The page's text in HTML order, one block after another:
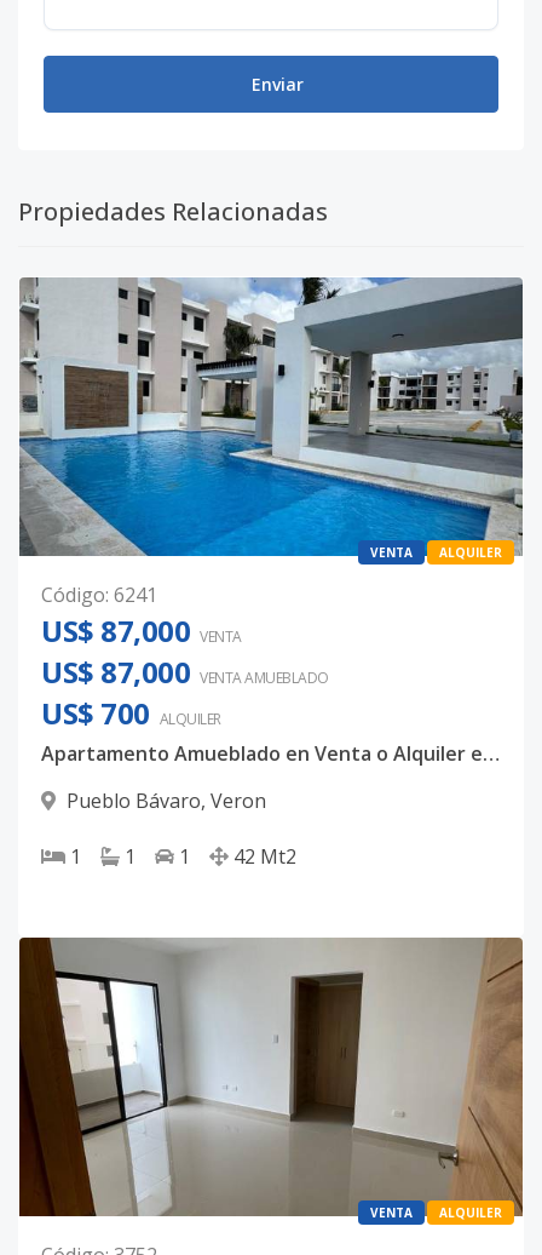
Enviar
Propiedades Relacionadas
VENTA ALQUILER
Código: 6241
US$ 87,000 VENTA
US$ 87,000 VENTA AMUEBLADO
US$ 700 ALQUILER
Apartamento Amueblado en Venta o Alquiler en Bávaro – Punta Cana
Pueblo Bávaro, Veron
1 1 1 42 Mt2
VENTA ALQUILER